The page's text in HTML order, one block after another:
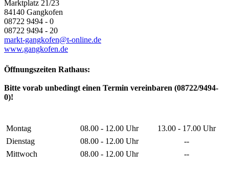
Marktplatz 21/23
84140 Gangkofen
08722 9494 - 0
08722 9494 - 20
markt-gangkofen@t-online.de
www.gangkofen.de
Öffnungszeiten Rathaus:
Bitte vorab unbedingt einen Termin vereinbaren (08722/9494-
0)!
Montag 08.00 - 12.00 Uhr
13.00 - 17.00 Uhr
Dienstag
08.00 - 12.00 Uhr
--
Mittwoch
08.00 - 12.00 Uhr --